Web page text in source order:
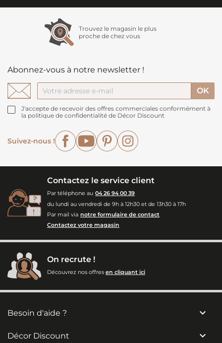
Trouvez le magasin le plus
proche de chez vous
Abonnez-vous à notre newsletter !
J'accepte de recevoir des offres commerciales conformément à
la politique de confidentialité de Décor Discount
Suivez-nous !
FacebookYouTubePinterest
Contactez le service client
Par téléphone au 04 26 94 00 39
du lundi au vendredi de 9h à 12h30 et de 13h30 à 17h
Par mail via notre formulaire de contact
Contactez votre magasin
On recrute !
Découvrez nos offres en cliquant ici
Besoin d'aide ? 
Décor Discount 